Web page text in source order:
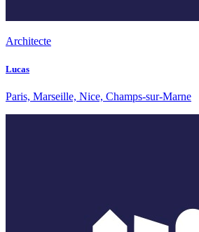
Architecte
Lucas
Paris, Marseille, Nice, Champs-sur-Marne